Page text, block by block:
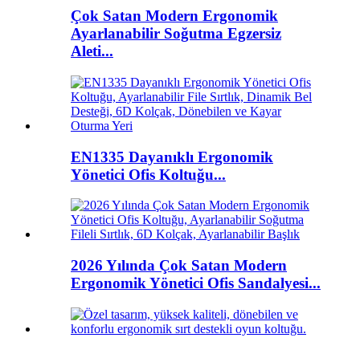
Çok Satan Modern Ergonomik
Ayarlanabilir Soğutma Egzersiz
Aleti...
EN1335 Dayanıklı Ergonomik
Yönetici Ofis Koltuğu...
2026 Yılında Çok Satan Modern
Ergonomik Yönetici Ofis Sandalyesi...